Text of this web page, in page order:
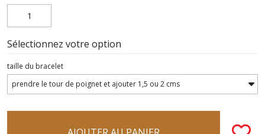
Sélectionnez votre option
taille du bracelet